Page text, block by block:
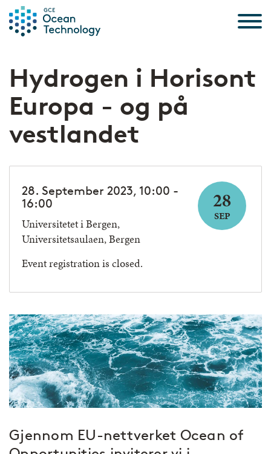
Hydrogen i Horisont
Europa - og på
vestlandet
28. September 2023, 10:00 -
16:00
Universitetet i Bergen,
Universitetsaulaen, Bergen
Event registration is closed.
28
SEP
Gjennom EU-nettverket Ocean of